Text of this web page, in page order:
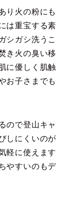
り火の粉にも
は重宝する素
シガシ洗うこ
き火の臭い移
に優しく肌触
お子さまでも
ので登山キャ
しにくいのが
軽に使えます
やすいのもデ